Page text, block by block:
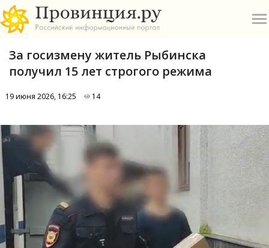
Б
В
О
Р
За госизмену житель Рыбинска
получил 15 лет строгого режима
19 июня 2026, 16:25 14